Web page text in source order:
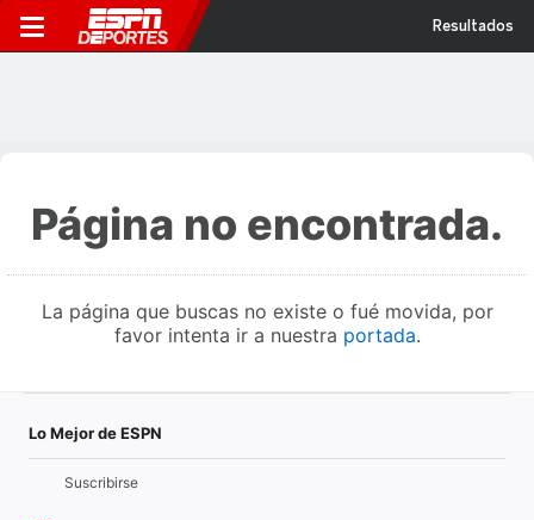
Resultados
Página no encontrada.
La página que buscas no existe o fué movida, por
favor intenta ir a nuestra portada.
Lo Mejor de ESPN
Suscribirse